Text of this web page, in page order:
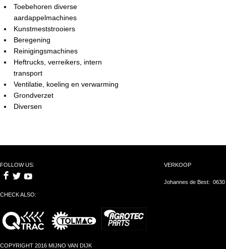
Toebehoren diverse
aardappelmachines
Kunstmeststrooiers
Beregening
Reinigingsmachines
Heftrucks, verreikers, intern
transport
Ventilatie, koeling en verwarming
Grondverzet
Diversen
FOLLOW US:
CHECK ALSO:
COPYRIGHT 2016 MIJNO VAN DIJK
VERKOOP
Johannes de Best: 0630